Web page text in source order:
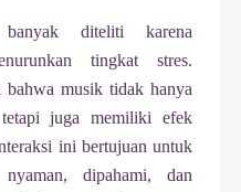
diteliti karena
tingkat stres.
bahwa musik tidak hanya
juga memiliki efek
ini bertujuan untuk
dipahami, dan